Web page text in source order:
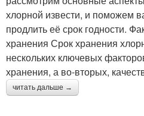
хлорной извести, и поможем
продлить её срок годности.
хранения Срок хранения
нескольких ключевых
хранения, а во-вторых,
читать дальше →